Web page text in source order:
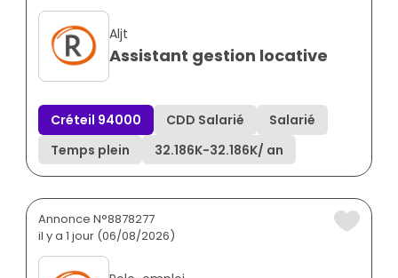
Aljt
Assistant gestion locative
Créteil 94000 CDD Salarié
Salarié
Temps plein
32.186K-32.186K/ an
Annonce N°8878277
il y a 1 jour (06/08/2026)